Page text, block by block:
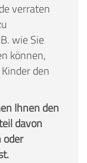
verraten
wie Sie
können,
den
Ihnen den
davon
oder